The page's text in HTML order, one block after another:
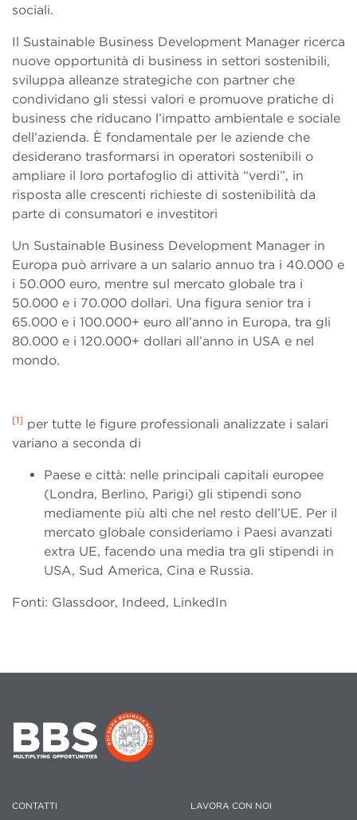
sociali.
Il Sustainable Business Development Manager ricerca
nuove opportunità di business in settori sostenibili,
sviluppa alleanze strategiche con partner che
condividano gli stessi valori e promuove pratiche di
business che riducano l’impatto ambientale e sociale
dell’azienda. È fondamentale per le aziende che
desiderano trasformarsi in operatori sostenibili o
ampliare il loro portafoglio di attività “verdi”, in
risposta alle crescenti richieste di sostenibilità da
parte di consumatori e investitori
Un Sustainable Business Development Manager in
Europa può arrivare a un salario annuo tra i 40.000 e
i 50.000 euro, mentre sul mercato globale tra i
50.000 e i 70.000 dollari. Una figura senior tra i
65.000 e i 100.000+ euro all’anno in Europa, tra gli
80.000 e i 120.000+ dollari all’anno in USA e nel
mondo.
[1] per tutte le figure professionali analizzate i salari
variano a seconda di
Paese e città: nelle principali capitali europee
(Londra, Berlino, Parigi) gli stipendi sono
mediamente più alti che nel resto dell’UE. Per il
mercato globale consideriamo i Paesi avanzati
extra UE, facendo una media tra gli stipendi in
USA, Sud America, Cina e Russia.
Fonti: Glassdoor, Indeed, LinkedIn
CONTATTI
LAVORA CON NOI